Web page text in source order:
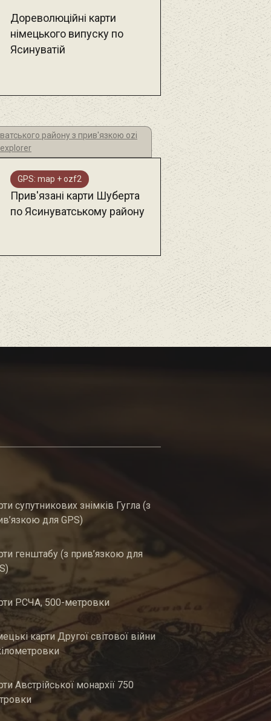
Дореволюційні карти
німецького випуску по
Ясинуватій
району з прив'язкою ozi
explorer
GPS: map + ozf2
Прив'язані карти Шуберта
по Ясинуватському району
супутникових знімків Гугла (з
для GPS)
генштабу (з прив’язкою для
РСЧА, 500-метровки
карти Другої світової війни
Австрійської монархії 750